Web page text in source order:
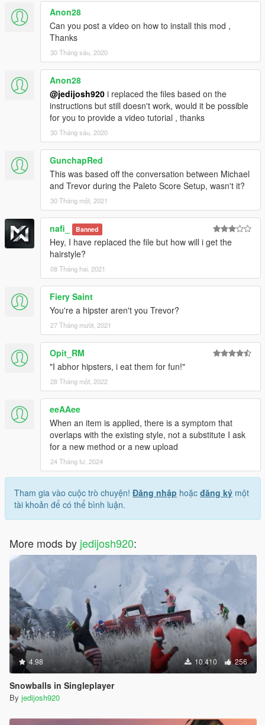
Anon28
Can you post a video on how to install this mod ,
Thanks
30 Tháng sáu, 2020
Anon28
@jedijosh920 i replaced the files based on the
instructions but still doesn't work, would it be possible
for you to provide a video tutorial , thanks
30 Tháng sáu, 2020
GunchapRed
This was based off the conversation between Michael
and Trevor during the Paleto Score Setup, wasn't it?
30 Tháng một, 2021
nafi_ Banned
Hey, I have replaced the file but how will i get the
hairstyle?
08 Tháng hai, 2021
Fiery Saint
You're a hipster aren't you Trevor?
27 Tháng mười, 2021
Opit_RM
"I abhor hipsters, i eat them for fun!"
28 Tháng một, 2022
eeAAee
When an item is applied, there is a symptom that
overlaps with the existing style, not a substitute I ask
for a new method or a new upload
24 Tháng tư, 2024
Tham gia vào cuộc trò chuyện! Đăng nhập hoặc đăng ký một
tài khoản để có thể bình luận.
More mods by jedijosh920:
4.98 10.410 256
Snowballs in Singleplayer
By jedijosh920